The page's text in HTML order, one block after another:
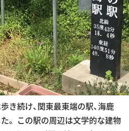
き続け、関東最東端の駅、海鹿
。 この駅の周辺は文学的な建物
うなことが駅の地図に書いてあ